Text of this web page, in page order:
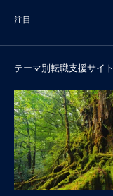
注目
テーマ別転職支援サイト